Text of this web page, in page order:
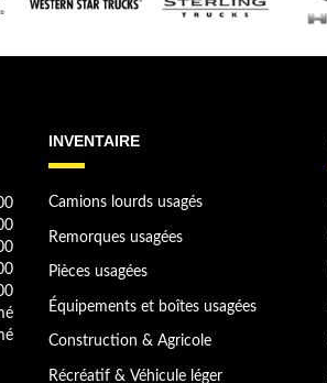
INVENTAIRE
Camions lourds usagés
Remorques usagées
Pièces usagées
Équipements et boîtes usagées
Construction & Agricole
Récréatif & Véhicule léger